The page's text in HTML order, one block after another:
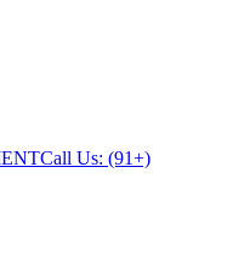
Call Us: (91+)